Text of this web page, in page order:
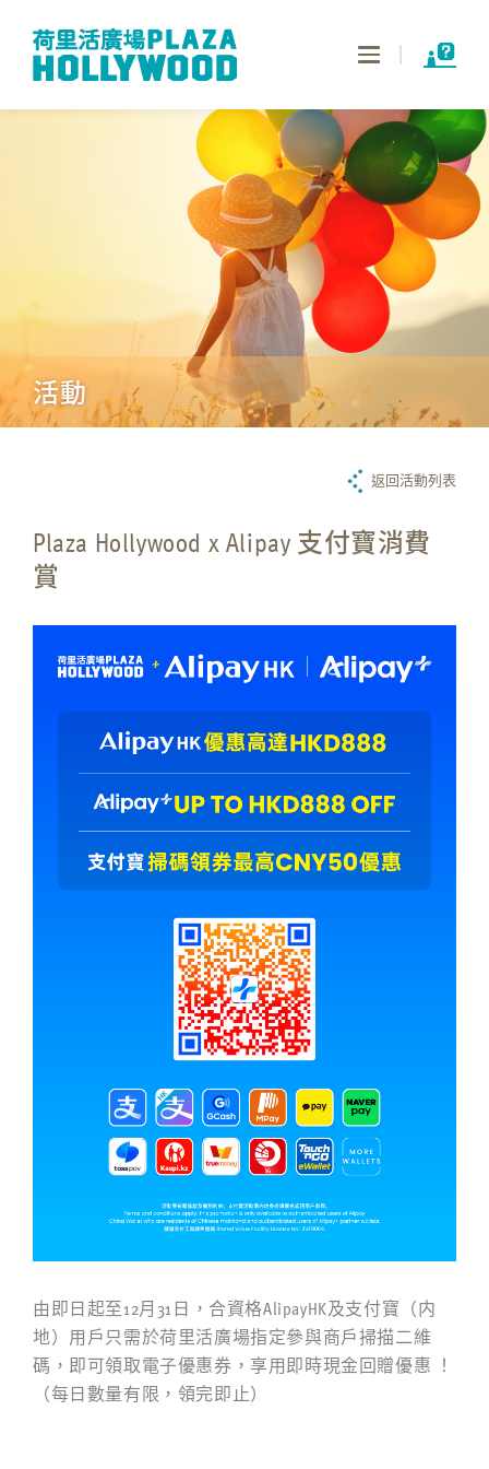
Toggle
活動
返回活動列表
Plaza Hollywood x Alipay 支付寶消費
賞
由即日起至12月31日，合資格AlipayHK及支付寶（内
地）用戶只需於荷里活廣場指定參與商戶掃描二維
碼，即可領取電子優惠券，享用即時現金回贈優惠 ！
（每日數量有限，領完即止）